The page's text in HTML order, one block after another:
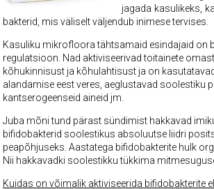
jagada kasulikeks,
bakterid, mis väliselt väljendub inimese tervises.
Kasuliku mikrofloora tähtsamaid esindajaid on
regulatsioon. Nad aktiviseerivad toitainete
kõhukinnisust ja kõhulahtisust ja on
alandamise eest veres, aeglustavad soolestiku
kantserogeenseid aineid jm.
Juba mõni tund pärast sündimist hakkavad
bifidobakterid soolestikus absoluutse liidri
peapõhjuseks. Aastatega bifidobakterite hulk
Nii hakkavadki soolestikku tükkima
Kuidas on võimalik aktiviseerida bifidobakterite